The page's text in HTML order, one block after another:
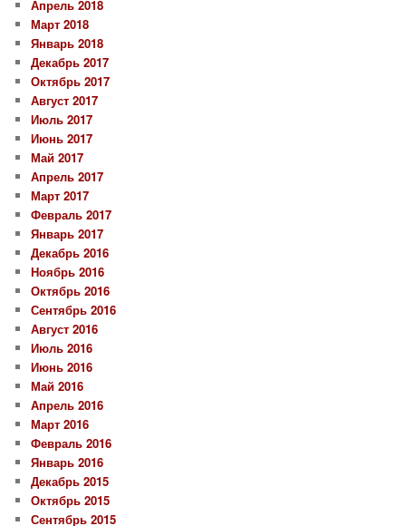
Апрель 2018
Март 2018
Январь 2018
Декабрь 2017
Октябрь 2017
Август 2017
Июль 2017
Июнь 2017
Май 2017
Апрель 2017
Март 2017
Февраль 2017
Январь 2017
Декабрь 2016
Ноябрь 2016
Октябрь 2016
Сентябрь 2016
Август 2016
Июль 2016
Июнь 2016
Май 2016
Апрель 2016
Март 2016
Февраль 2016
Январь 2016
Декабрь 2015
Октябрь 2015
Сентябрь 2015